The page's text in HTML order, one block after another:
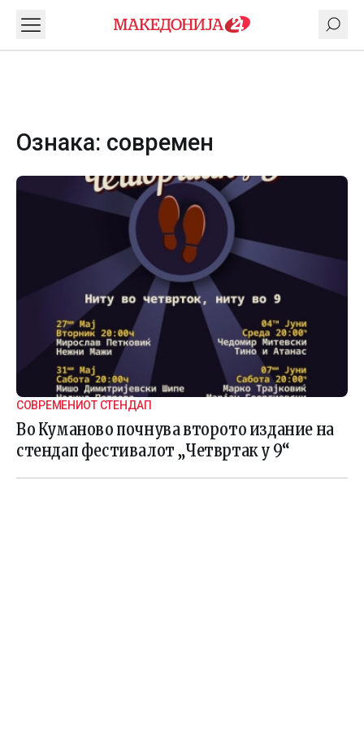
Ознака: современ
СОВРЕМЕНИОТ СТЕНДАП
Во Куманово почнува второто издание на
стендап фестивалот „Четвртак у 9“